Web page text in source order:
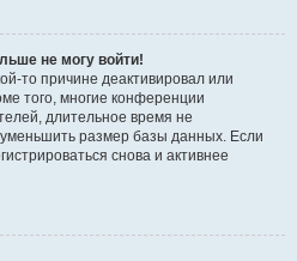
не могу войти!
то причине деактивировал или
того, многие конференции
длительное время не
размер базы данных. Если
снова и активнее